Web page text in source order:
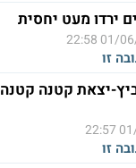
ירדו מעט יחסית
01/06/
זו
יצאת קטנה קטנה
01/
זו